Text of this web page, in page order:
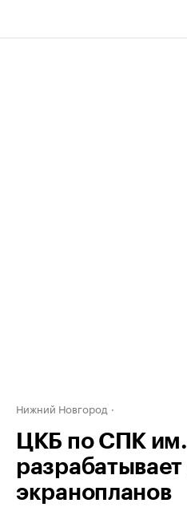
Нижний Новгород
ЦКБ по СПК им.
экранопланов